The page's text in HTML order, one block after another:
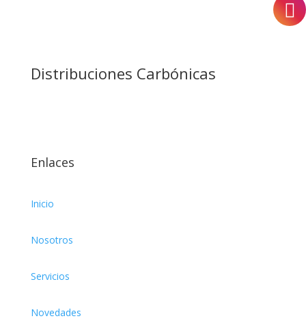
Distribuciones Carbónicas
Enlaces
Inicio
Nosotros
Servicios
Novedades